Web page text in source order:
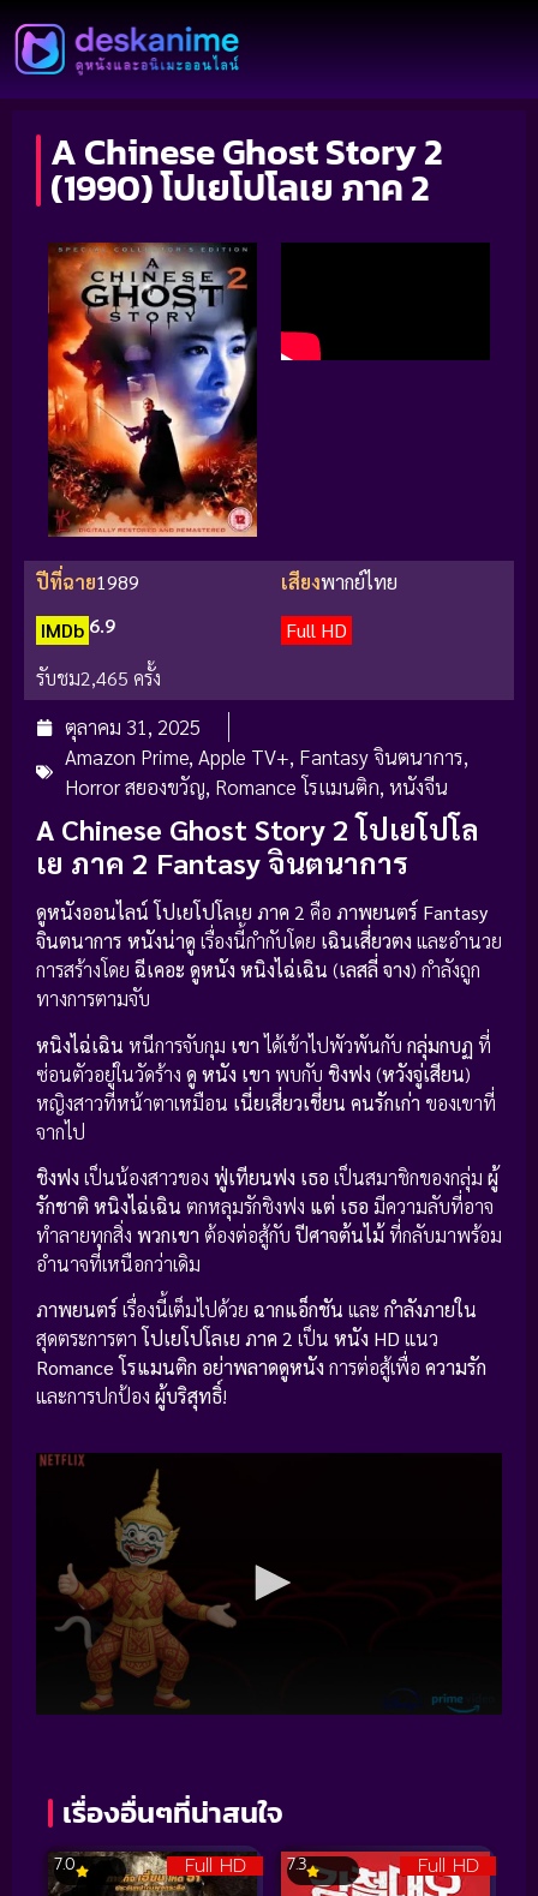
A Chinese Ghost Story 2
(1990) โปเยโปโลเย ภาค 2
ปีที่ฉาย1989 เสียงพากย์ไทย
IMDb 6.9
Full HD
รับชม2,465 ครั้ง
ตุลาคม 31, 2025
Amazon Prime, Apple TV+, Fantasy จินตนาการ,
Horror สยองขวัญ, Romance โรแมนติก, หนังจีน
A Chinese Ghost Story 2 โปเยโปโล
เย ภาค 2 Fantasy จินตนาการ
ดูหนังออนไลน์ โปเยโปโลเย ภาค 2 คือ ภาพยนตร์ Fantasy
จินตนาการ หนังน่าดู เรื่องนี้กำกับโดย เฉินเสี่ยวตง และอำนวย
การสร้างโดย ฉีเคอะ ดูหนัง หนิงไฉ่เฉิน (เลสลี่ จาง) กำลังถูก
ทางการตามจับ
หนิงไฉ่เฉิน หนีการจับกุม เขาได้เข้าไปพัวพันกับ กลุ่มกบฏ ที่
ซ่อนตัวอยู่ในวัดร้าง ดู หนัง เขา พบกับ ชิงฟง (หวังจู่เสียน)
หญิงสาวที่หน้าตาเหมือน เนี่ยเสี่ยวเชี่ยน คนรักเก่า ของเขาที่
จากไป
ชิงฟง เป็นน้องสาวของ ฟู่เทียนฟง เธอ เป็นสมาชิกของกลุ่ม ผู้
รักชาติหนิงไฉ่เฉิน ตกหลุมรักชิงฟง แต่ เธอ มีความลับที่อาจ
ทำลายทุกสิ่ง พวกเขา ต้องต่อสู้กับปีศาจต้นไม้ ที่กลับมาพร้อม
อำนาจที่เหนือกว่าเดิม
ภาพยนตร์ เรื่องนี้เต็มไปด้วย ฉากแอ็กชัน และ กำลังภายใน
สุดตระการตา โปเยโปโลเย ภาค 2 เป็น หนัง HD แนว
Romance โรแมนติก อย่าพลาดดูหนัง การต่อสู้เพื่อ ความรัก
และการปกป้อง ผู้บริสุทธิ์!
เรื่องอื่นๆที่น่าสนใจ
Full HD
7.0 Full HD
7.3